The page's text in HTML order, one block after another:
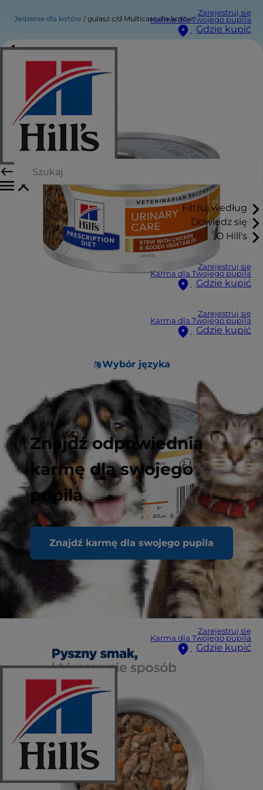
Zarejestruj się
Karma dla Twojego pupila
Gdzie kupić
Filtruj według
Dowiedz się
O Hill's
Zarejestruj się
Karma dla Twojego pupila
Gdzie kupić
Zarejestruj się
Karma dla Twojego pupila
Gdzie kupić
Wybór języka
Znajdź odpowiednią
karmę dla swojego
pupila
Znajdź karmę dla swojego pupila
Zarejestruj się
Karma dla Twojego pupila
Gdzie kupić
Jedzenie dla kotów gulasz c/d Multicare dla kotów